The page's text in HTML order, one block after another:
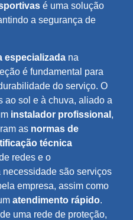
é uma solução
a segurança de
especializada na
é fundamental para
do serviço. O
ao sol e à chuva, aliado a
instalador profissional ,
as normas de
técnica
redes e o
são serviços
empresa, assim como
atendimento rápido.
uma rede de proteção,